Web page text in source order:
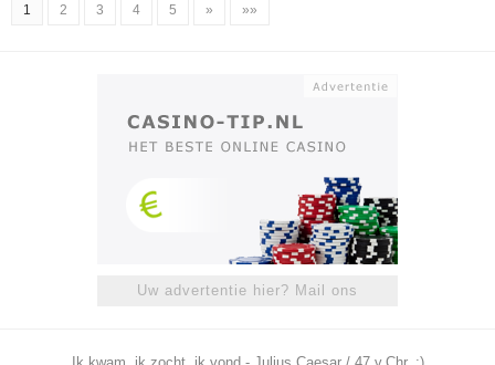
1 2 3 4 5 » »»
Uw advertentie hier? Mail ons